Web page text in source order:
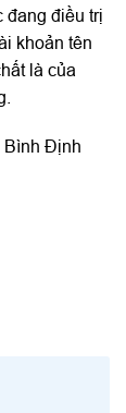
đang điều trị
khoản tên
là của
Bình Định